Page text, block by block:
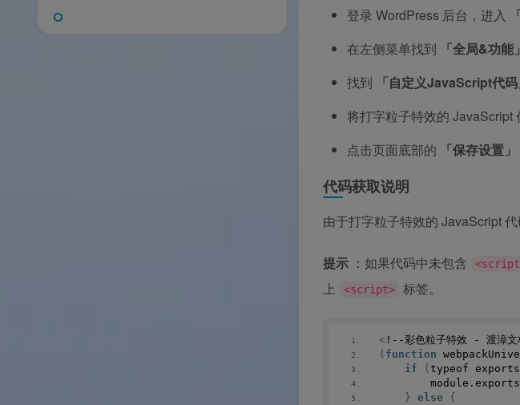
登录 WordPress 后台，进入
在左侧菜单找到
「全局&功能」
找到
「自定义JavaScript代码
将打字粒子特效的 JavaScript
点击页面底部的
「保存设置」
代码获取说明
由于打字粒子特效的 JavaScript
提示 ：如果代码中未包含
上
<script> 标签。
< !--彩色粒子特效 - 渡漳
( function
if
( typeof
        module.
exports
} else {